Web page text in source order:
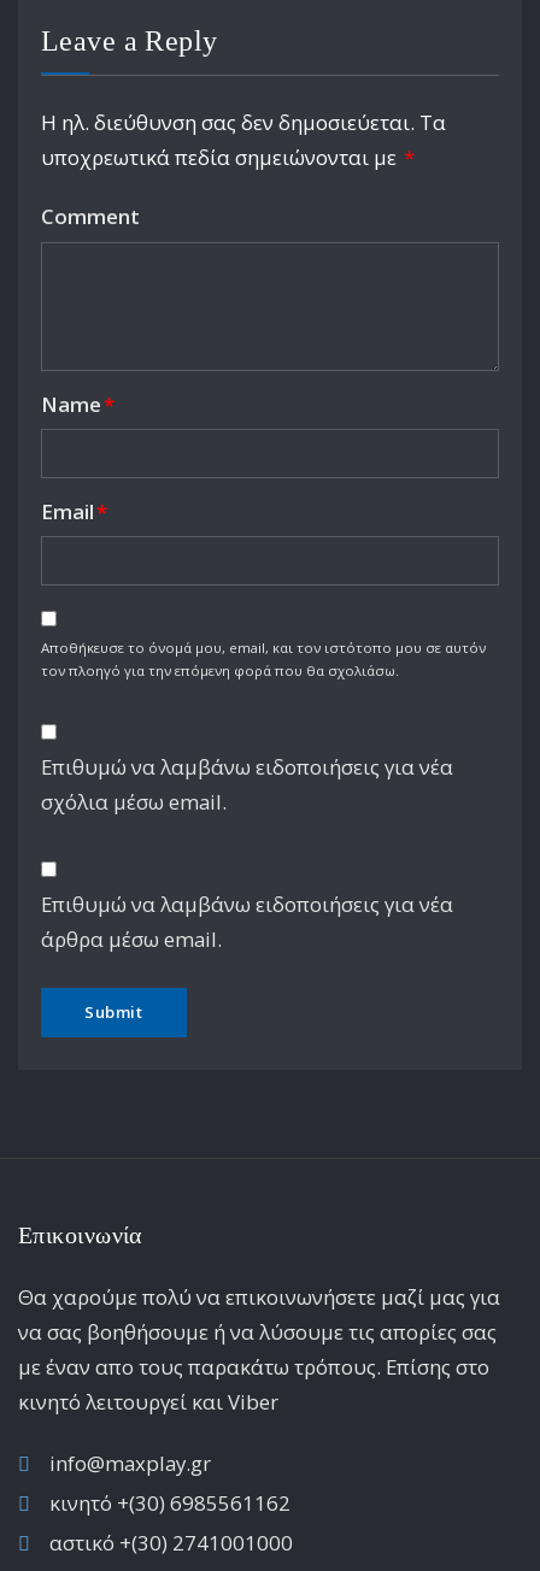
Leave a Reply
Η ηλ. διεύθυνση σας δεν δημοσιεύεται. Τα
υποχρεωτικά πεδία σημειώνονται με *
Comment
Name*
Email*
Αποθήκευσε το όνομά μου, email, και τον ιστότοπο μου σε αυτόν
τον πλοηγό για την επόμενη φορά που θα σχολιάσω.
Επιθυμώ να λαμβάνω ειδοποιήσεις για νέα
σχόλια μέσω email.
Επιθυμώ να λαμβάνω ειδοποιήσεις για νέα
άρθρα μέσω email.
Επικοινωνία
Θα χαρούμε πολύ να επικοινωνήσετε μαζί μας για
να σας βοηθήσουμε ή να λύσουμε τις απορίες σας
με έναν απο τους παρακάτω τρόπους. Επίσης στο
κινητό λειτoυργεί και Viber
info@maxplay.gr
κινητό +(30) 6985561162
αστικό +(30) 2741001000